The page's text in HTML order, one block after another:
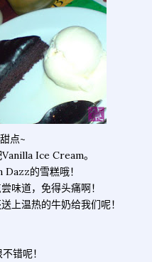
点~
Ice Cream。
的雪糕哦！
味道，免得头痛啊！
上温热的牛奶给我们呢！
错呢！